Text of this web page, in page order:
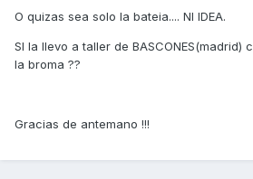
O quizas sea solo la bateia.... NI IDEA.
SI la llevo a taller de
la broma ??
Gracias de antemano !!!